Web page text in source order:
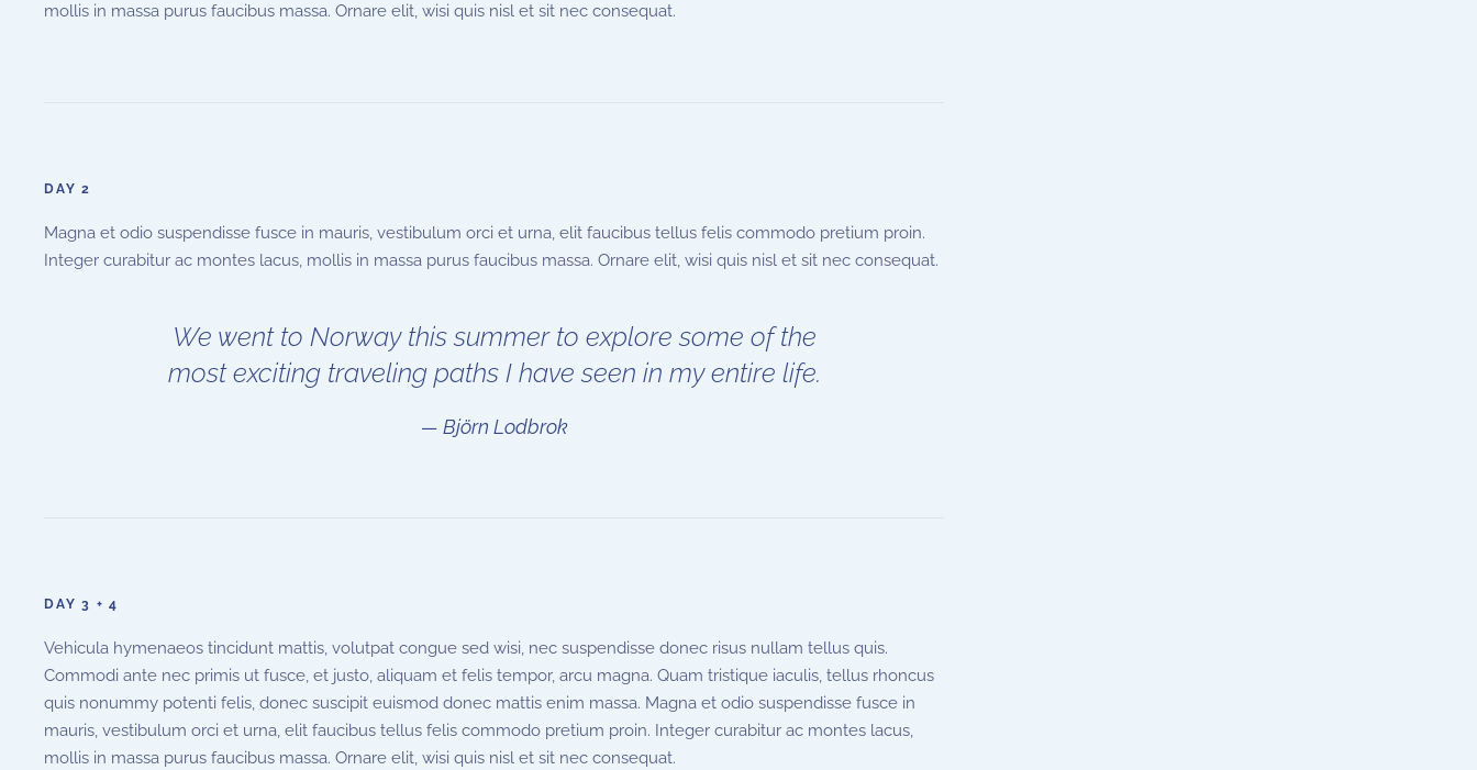
mollis in massa purus faucibus massa. Ornare elit, wisi quis nisl et sit nec consequat.
DAY 2
Magna et odio suspendisse fusce in mauris, vestibulum orci et urna, elit faucibus tellus felis commodo pretium proin.
Integer curabitur ac montes lacus, mollis in massa purus faucibus massa. Ornare elit, wisi quis nisl et sit nec consequat.
We went to Norway this summer to explore some of the
most exciting traveling paths I have seen in my entire life.
Björn Lodbrok
DAY 3 + 4
Vehicula hymenaeos tincidunt mattis, volutpat congue sed wisi, nec suspendisse donec risus nullam tellus quis.
Commodi ante nec primis ut fusce, et justo, aliquam et felis tempor, arcu magna. Quam tristique iaculis, tellus rhoncus
quis nonummy potenti felis, donec suscipit euismod donec mattis enim massa. Magna et odio suspendisse fusce in
mauris, vestibulum orci et urna, elit faucibus tellus felis commodo pretium proin. Integer curabitur ac montes lacus,
mollis in massa purus faucibus massa. Ornare elit, wisi quis nisl et sit nec consequat.